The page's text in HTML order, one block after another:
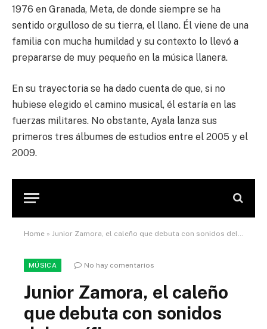
1976 en Granada, Meta, de donde siempre se ha
sentido orgulloso de su tierra, el llano. Él viene de una
familia con mucha humildad y su contexto lo llevó a
prepararse de muy pequeño en la música llanera.
En su trayectoria se ha dado cuenta de que, si no
hubiese elegido el camino musical, él estaría en las
fuerzas militares. No obstante, Ayala lanza sus
primeros tres álbumes de estudios entre el 2005 y el
2009.